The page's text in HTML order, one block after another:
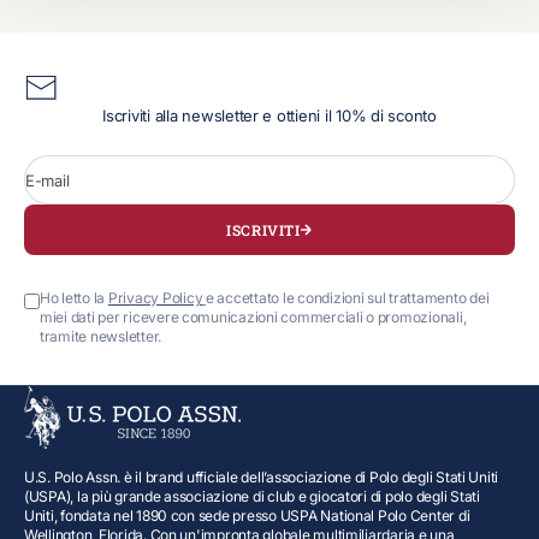
Iscriviti alla newsletter e ottieni il 10% di sconto
E-mail
ISCRIVITI
Ho letto la Privacy Policye accettato le condizioni sul trattamento dei
miei dati per ricevere comunicazioni commerciali o promozionali,
tramite newsletter.
U.S. Polo Assn. è il brand ufficiale dell’associazione di Polo degli Stati Uniti
(USPA), la più grande associazione di club e giocatori di polo degli Stati
Uniti, fondata nel 1890 con sede presso USPA National Polo Center di
Wellington, Florida. Con un'impronta globale multimiliardaria e una